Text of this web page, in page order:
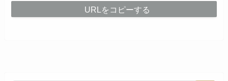
URLをコピーする